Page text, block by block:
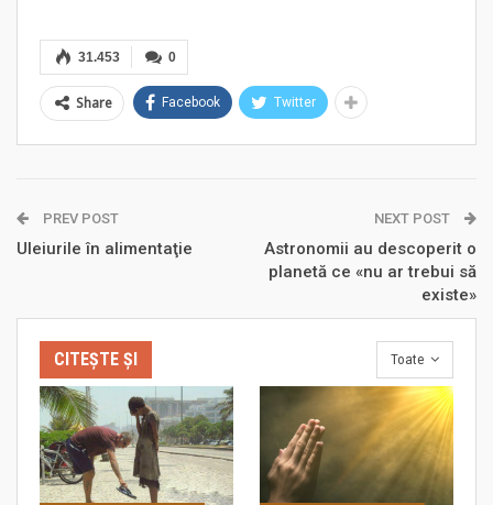
0
31.453
Share Facebook Twitter
PREV POST
Uleiurile în alimentaţie
NEXT POST
Astronomii au descoperit o
planetă ce «nu ar trebui să
existe»
Toate
CITEȘTE ȘI